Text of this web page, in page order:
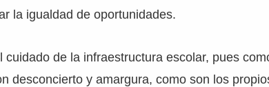
la igualdad de oportunidades.
cuidado de la infraestructura escolar, pues
desconcierto y amargura, como son los